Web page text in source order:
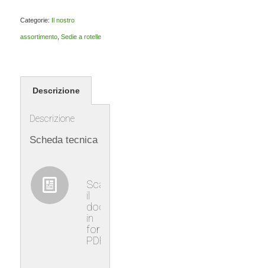
Categorie: Il nostro
assortimento, Sedie a rotelle
Descrizione
Descrizione
Scheda tecnica
Scaricare
il
documento
in
formato
PDF